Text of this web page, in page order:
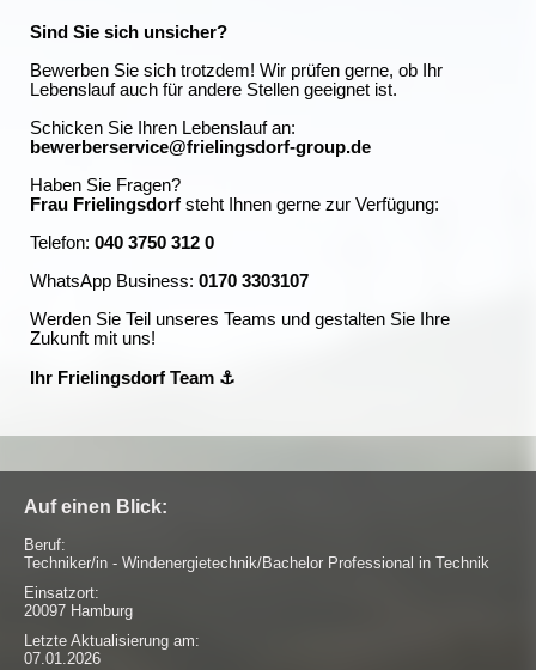
Sind Sie sich unsicher?
Bewerben Sie sich trotzdem! Wir prüfen gerne, ob Ihr
Lebenslauf auch für andere Stellen geeignet ist.
Schicken Sie Ihren Lebenslauf an:
bewerberservice@frielingsdorf-group.de
Haben Sie Fragen?
Frau Frielingsdorf steht Ihnen gerne zur Verfügung:
Telefon: 040 3750 312 0
WhatsApp Business: 0170 3303107
Werden Sie Teil unseres Teams und gestalten Sie Ihre
Zukunft mit uns!
Ihr Frielingsdorf Team ⚓
Auf einen Blick:
Beruf:
Techniker/in - Windenergietechnik/Bachelor Professional in Technik
Einsatzort:
20097 Hamburg
Letzte Aktualisierung am:
07.01.2026